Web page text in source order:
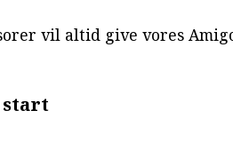
vil altid give vores
start